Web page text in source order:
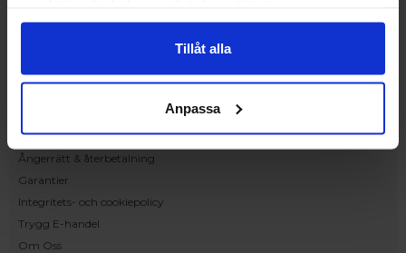
Tillåt alla
Anpassa
Handla på Nordiska Fönster
Betalnings & leveransvillkor
Ångerrätt & återbetalning
Garantier
Integritets- och cookiepolicy
Trygg E-handel
Om Oss